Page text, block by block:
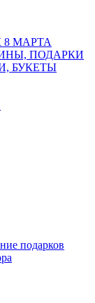
8 МАРТА
ПОДАРКИ
БУКЕТЫ
подарков